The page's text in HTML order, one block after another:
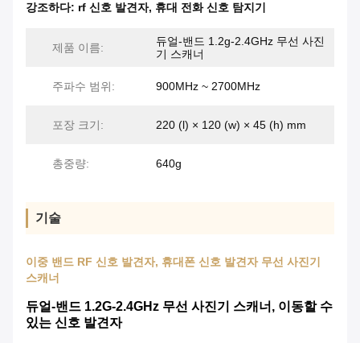
강조하다: rf 신호 발견자, 휴대 전화 신​​호 탐지기
제품 이름:
듀얼-밴드 1.2g-2.4GHz 무선 사진
기 스캐너
주파수 범위: 900MHz ~ 2700MHz
포장 크기: 220 (l) × 120 (w) × 45 (h) mm
총중량: 640g
기술
이중 밴드 RF 신호 발견자, 휴대폰 신호 발견자 무선 사진기
스캐너
듀얼-밴드 1.2G-2.4GHz 무선 사진기 스캐너, 이동할 수
있는 신호 발견자